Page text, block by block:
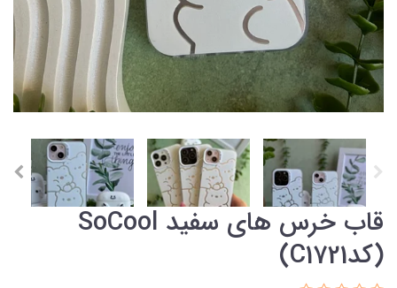
قاب خرس های سفید SoCool
(کدC1721)